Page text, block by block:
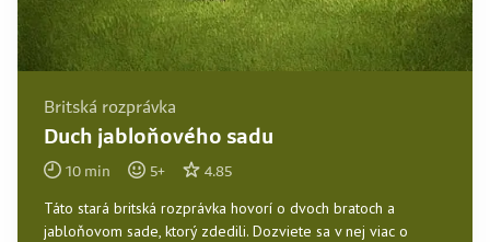
Britská rozprávka
Duch jabloňového sadu
10 min 5+ 4.85
Táto stará britská rozprávka hovorí o dvoch bratoch a
jabloňovom sade, ktorý zdedili. Dozviete sa v nej viac o